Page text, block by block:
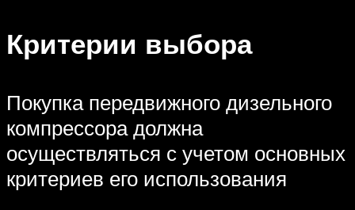
Критерии выбора
Покупка передвижного дизельного
компрессора должна
осуществляться с учетом основных
критериев его использования